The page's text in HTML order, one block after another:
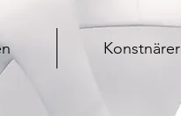
Konstnärer